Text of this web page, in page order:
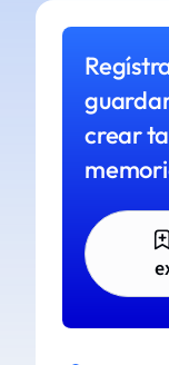
crear